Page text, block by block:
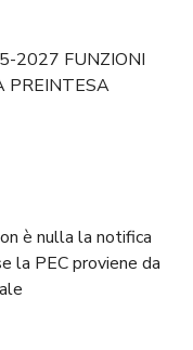
2027 FUNZIONI
PREINTESA
è nulla la notifica
la PEC proviene da